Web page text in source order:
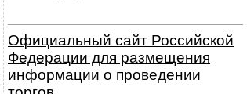
Официальный сайт Российской
Федерации для размещения
информации о проведении